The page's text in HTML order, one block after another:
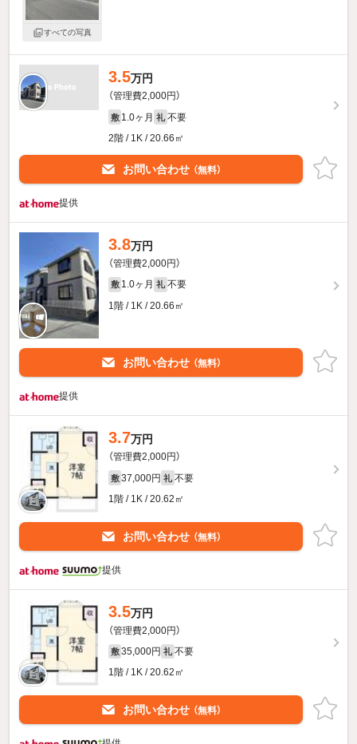
すべての写真
3.5万円
（管理費2,000円）
敷 1.0ヶ月 礼 不要
2階 / 1K / 20.66㎡
お問い合わせ （無料）
提供
3.8万円
（管理費2,000円）
敷 1.0ヶ月 礼 不要
1階 / 1K / 20.66㎡
お問い合わせ （無料）
提供
3.7万円
（管理費2,000円）
敷 37,000円 礼 不要
1階 / 1K / 20.62㎡
お問い合わせ （無料）
提供
3.5万円
（管理費2,000円）
敷 35,000円 礼 不要
1階 / 1K / 20.62㎡
お問い合わせ （無料）